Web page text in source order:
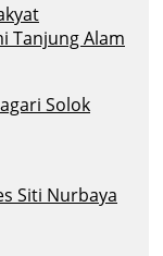
Tanjung Alam
Solok
Siti Nurbaya